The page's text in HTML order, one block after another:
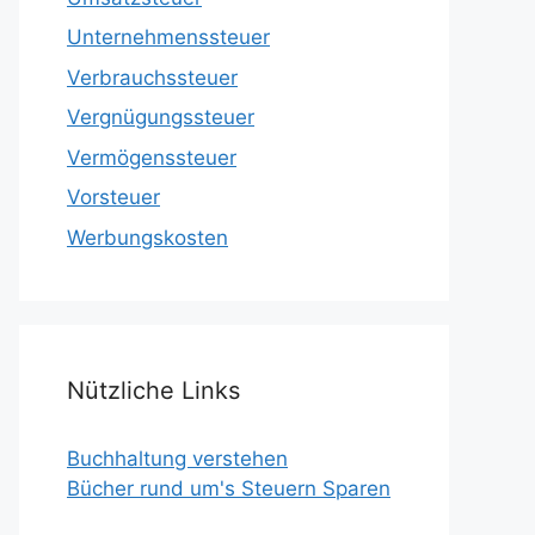
Unternehmenssteuer
Verbrauchssteuer
Vergnügungssteuer
Vermögenssteuer
Vorsteuer
Werbungskosten
Nützliche Links
Buchhaltung verstehen
Bücher rund um's Steuern Sparen